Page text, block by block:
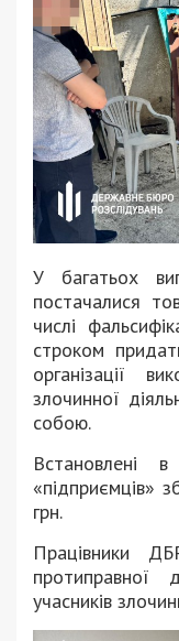
У багатьох
постачалися
числі
строком
організації
злочинної
собою.
Встановлені в
«підприємців»
грн.
Працівники
протиправної
учасників